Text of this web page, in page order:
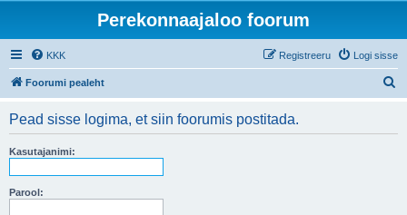
Perekonnaajaloo foorum
KKK Logi sisse
Registreeru
Foorumi pealeht
Pead sisse logima, et siin foorumis postitada.
Kasutajanimi:
Parool: